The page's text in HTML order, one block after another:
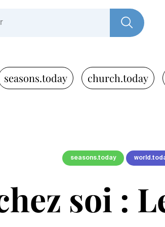
seasons.today church.today
seasons.today
soi :